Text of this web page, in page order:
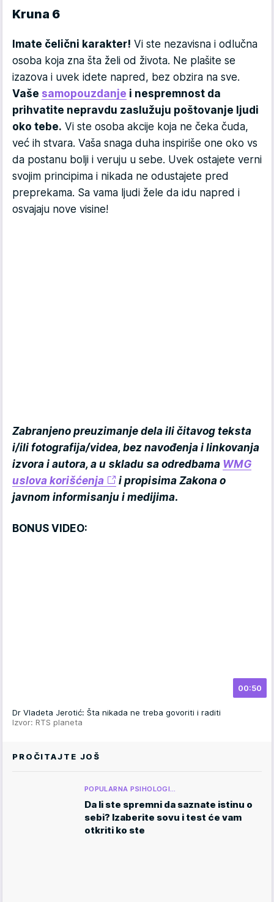
Kruna 6
Imate čelični karakter! Vi ste nezavisna i odlučna
osoba koja zna šta želi od života. Ne plašite se
izazova i uvek idete napred, bez obzira na sve.
Vaše samopouzdanje i nespremnost da
prihvatite nepravdu zaslužuju poštovanje ljudi
oko tebe. Vi ste osoba akcije koja ne čeka čuda,
već ih stvara. Vaša snaga duha inspiriše one oko vs
da postanu bolji i veruju u sebe. Uvek ostajete verni
svojim principima i nikada ne odustajete pred
preprekama. Sa vama ljudi žele da idu napred i
osvajaju nove visine!
Zabranjeno preuzimanje dela ili čitavog teksta
i/ili fotografija/videa, bez navođenja i linkovanja
izvora i autora, a u skladu sa odredbama WMG
uslova korišćenja
i propisima Zakona o
javnom informisanju i medijima.
BONUS VIDEO:
00:50
Dr Vladeta Jerotić: Šta nikada ne treba govoriti i raditi
Izvor: RTS planeta
PROČITAJTE JOŠ
POPULARNA PSIHOLOGI…
Da li ste spremni da saznate istinu o
sebi? Izaberite sovu i test će vam
otkriti ko ste